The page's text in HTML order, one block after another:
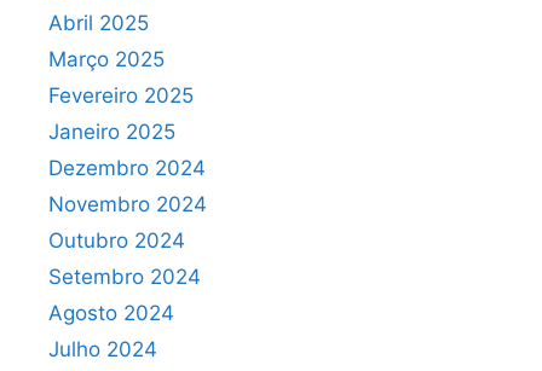
Abril 2025
Março 2025
Fevereiro 2025
Janeiro 2025
Dezembro 2024
Novembro 2024
Outubro 2024
Setembro 2024
Agosto 2024
Julho 2024